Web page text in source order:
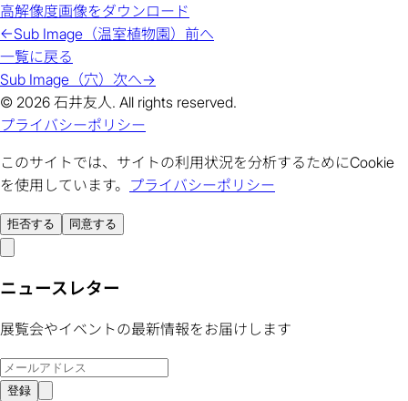
高解像度画像をダウンロード
←Sub Image（温室植物園） 前へ
一覧に戻る
Sub Image（穴） 次へ→
© 2026 石井友人. All rights reserved.
プライバシーポリシー
このサイトでは、サイトの利用状況を分析するためにCookie
を使用しています。 プライバシーポリシー
拒否する 同意する
ニュースレター
展覧会やイベントの最新情報をお届けします
登録